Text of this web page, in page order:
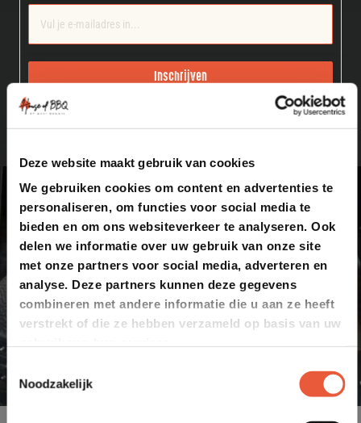
Deze website maakt gebruik van cookies
We gebruiken cookies om content en advertenties te
personaliseren, om functies voor social media te
bieden en om ons websiteverkeer te analyseren. Ook
delen we informatie over uw gebruik van onze site
met onze partners voor social media, adverteren en
analyse. Deze partners kunnen deze gegevens
combineren met andere informatie die u aan ze heeft
verstrekt of die ze hebben verzameld op basis van uw
Toestemmingsselectie
Noodzakelijk
Inschrijven
Door op Registreren te klikken, bevestigt u dat u onze Algemene Voorwaarden hebt gelezen
en geaccepteerd.